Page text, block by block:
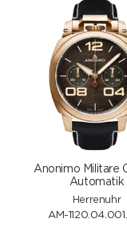
Anonimo Militare
Automatik
Herrenuhr
AM-